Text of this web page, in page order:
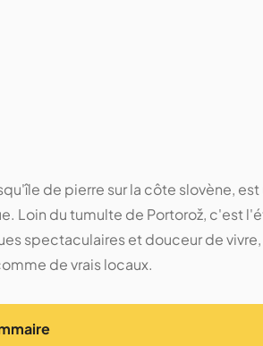
de pierre sur la côte slovène,
Loin du tumulte de Portorož, c'est
spectaculaires et douceur de
de vrais locaux.